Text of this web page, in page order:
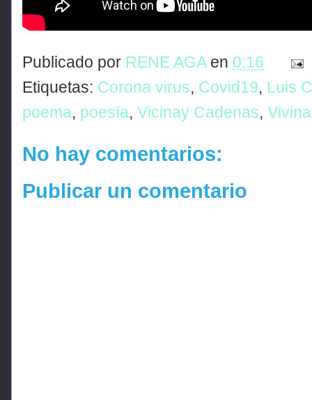
Publicado por RENE AGA en 0:16
Etiquetas: Corona virus, Covid19, Luis
poema, poesía, Vicinay Cadenas,
No hay comentarios:
Publicar un comentario